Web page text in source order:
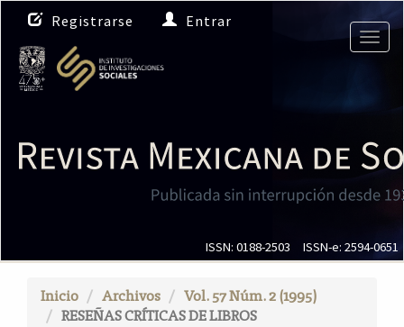
N
a
v
e
g
i
ó
n
c
Registrarse Entrar
ISSN: 0188-2503 ISSN-e: 2594-0651
Inicio Archivos
Vol. 57 Núm. 2 (1995)
RESEÑAS CRÍTICAS DE LIBROS